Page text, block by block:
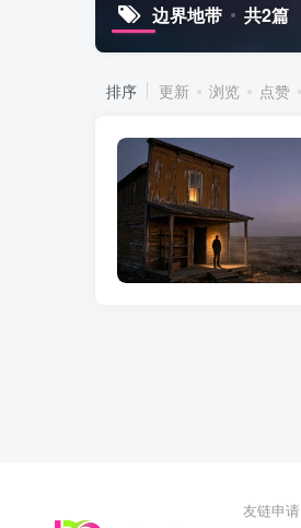
边界地带 共2篇
排序 更新 浏览 点赞
友链申请